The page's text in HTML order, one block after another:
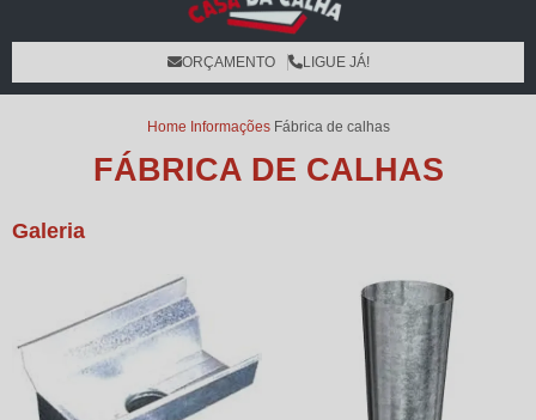
ORÇAMENTO LIGUE JÁ!
Home Informações Fábrica de calhas
FÁBRICA DE CALHAS
Galeria